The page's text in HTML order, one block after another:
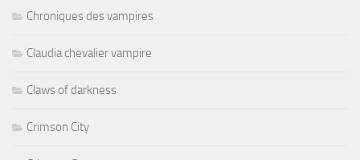
Chroniques des vampires
Claudia chevalier vampire
Claws of darkness
Crimson City